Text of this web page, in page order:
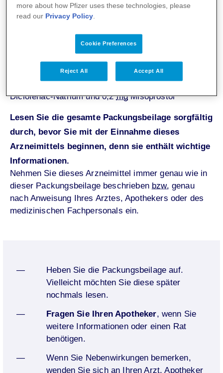
Arthotec® forte
Gebrauchsinformation: Information für
Arthotec ®
Manteltabletten mit den Wirkstoffen 75mg
Diclofenac-Natrium und 0,2mgMisoprostol
Lesen Sie die gesamte Packungsbeilage sorgfältig
durch, bevor Sie mit der Einnahme dieses
Arzneimittels beginnen, denn sie enthält wichtige
Informationen.
Nehmen Sie dieses Arzneimittel immer genau wie in
dieser Packungsbeilage beschrieben bzw. genau
nach Anweisung Ihres Arztes, Apothekers oder des
medizinischen Fachpersonals ein.
Heben Sie die Packungsbeilage auf.
Vielleicht möchten Sie diese später
nochmals lesen.
Fragen Sie Ihren Apotheker, wenn Sie
weitere Informationen oder einen Rat
benötigen.
Wenn Sie Nebenwirkungen bemerken,
wenden Sie sich an Ihren Arzt, Apotheker
more about how Pfizer uses these technologies, please
read our Privacy Policy.
Cookie Preferences
Reject All Accept All